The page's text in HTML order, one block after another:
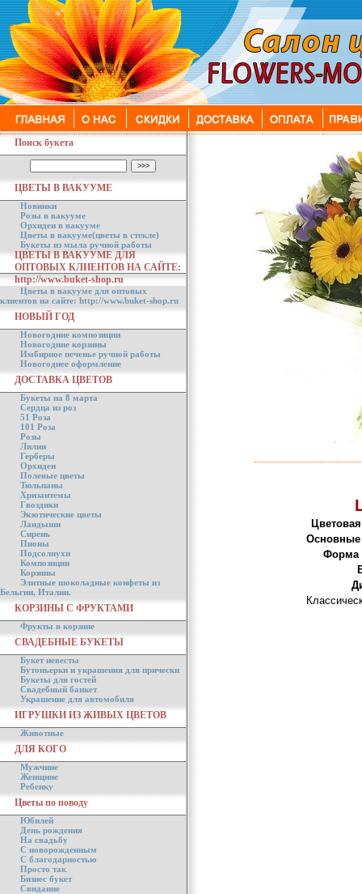
Поиск букета
ЦВЕТЫ В ВАКУУМЕ
Новинки
Розы в вакууме
Орхидеи в вакууме
Цветы в вакууме(цветы в стекле)
Букеты из мыла ручной работы
ЦВЕТЫ В ВАКУУМЕ ДЛЯ
ОПТОВЫХ КЛИЕНТОВ НА САЙТЕ:
http://www.buket-shop.ru
Цветы в вакууме для оптовых
клиентов на сайте: http://www.buket-shop.ru
НОВЫЙ ГОД
Новогодние композиции
Новогодние корзины
Имбирное печенье ручной работы
Новогоднее оформление
ДОСТАВКА ЦВЕТОВ
Букеты на 8 марта
Сердца из роз
51 Роза
101 Роза
Розы
Лилии
Герберы
Орхидеи
Полевые цветы
Тюльпаны
Хризантемы
Гвоздики
Экзотические цветы
Ландыши
Сирень
Пионы
Подсолнухи
Композиции
Корзины
Элитные шоколадные конфеты из
Бельгии, Италии.
КОРЗИНЫ С ФРУКТАМИ
Фрукты в корзине
СВАДЕБНЫЕ БУКЕТЫ
Букет невесты
Бутоньерки и украшения для прически
Букеты для гостей
Свадебный банкет
Украшение для автомобиля
ИГРУШКИ ИЗ ЖИВЫХ ЦВЕТОВ
Животные
ДЛЯ КОГО
Мужчине
Женщине
Ребенку
Цветы по поводу
Юбилей
День рождения
На свадьбу
С новорожденным
С благодарностью
Просто так
Бизнес букет
Свидание
Основные
Форма